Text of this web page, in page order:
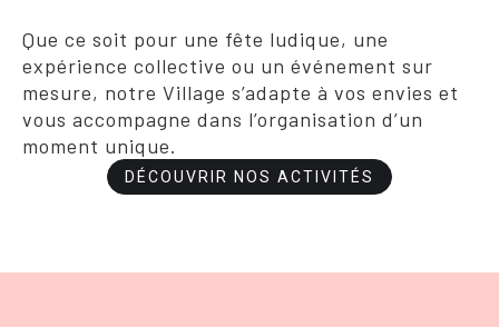
Que ce soit pour une fête ludique, une
expérience collective ou un événement sur
mesure, notre Village s’adapte à vos envies et
vous accompagne dans l’organisation d’un
moment unique.
DÉCOUVRIR NOS ACTIVITÉS